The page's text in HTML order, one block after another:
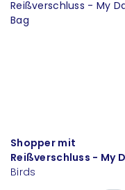
Shopper mit
Reißverschluss - My
Bag
Birds